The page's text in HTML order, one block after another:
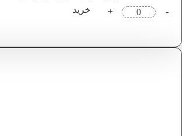
-
+ خرید